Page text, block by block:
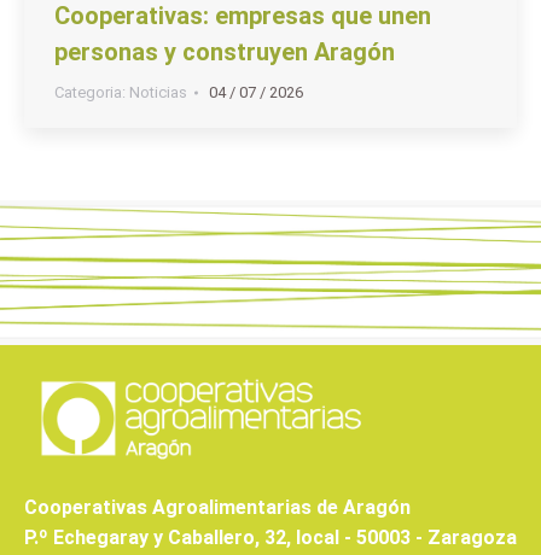
Cooperativas: empresas que unen
personas y construyen Aragón
Categoria: Noticias 04 / 07 / 2026
Cooperativas Agroalimentarias de Aragón
P.º Echegaray y Caballero, 32, local - 50003 - Zaragoza